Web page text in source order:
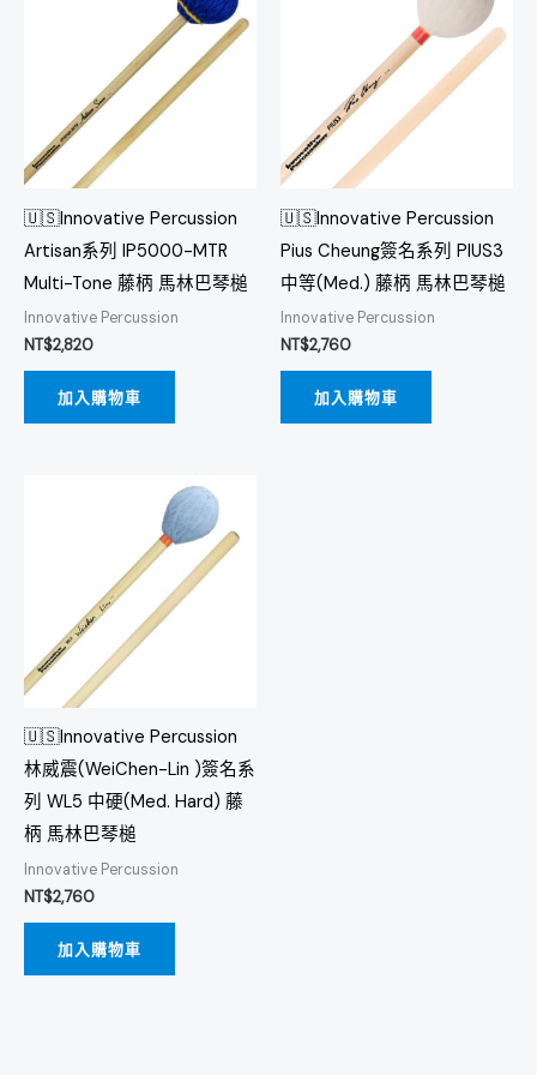
🇺🇸Innovative Percussion
Artisan系列 IP5000-MTR
Multi-Tone 藤柄 馬林巴琴槌
Innovative Percussion
NT$2,820
加入購物車
🇺🇸Innovative Percussion
Pius Cheung簽名系列 PIUS3
中等(Med.) 藤柄 馬林巴琴槌
Innovative Percussion
NT$2,760
加入購物車
🇺🇸Innovative Percussion
林威震(WeiChen-Lin )簽名系
列 WL5 中硬(Med. Hard) 藤
柄 馬林巴琴槌
Innovative Percussion
NT$2,760
加入購物車